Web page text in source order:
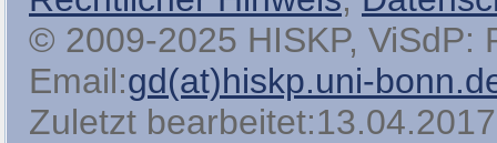
© 2009-2025 HISKP, ViSdP:
Email:gd(at)hiskp.uni-
Zuletzt